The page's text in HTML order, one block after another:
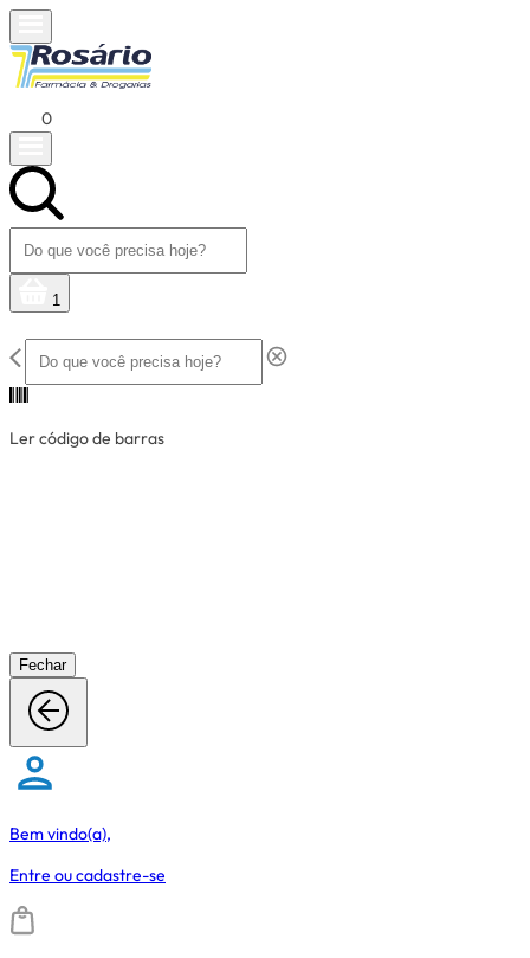
0
1
Ler código de barras
Fechar
Bem vindo(a),
Entre oucadastre-se